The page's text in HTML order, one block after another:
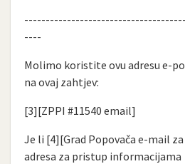
----
Molimo koristite ovu adresu e-
na ovaj zahtjev:
[3][ZPPI #11540 email]
Je li [4][Grad Popovača e-mail
adresa za pristup informacijama